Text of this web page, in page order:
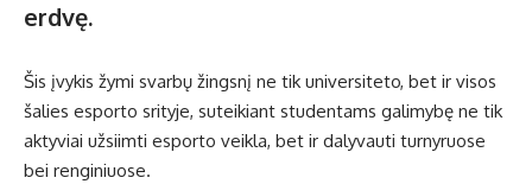
erdvę.
Šis įvykis žymi svarbų žingsnį ne tik universiteto, bet ir visos
šalies esporto srityje, suteikiant studentams galimybę ne tik
aktyviai užsiimti esporto veikla, bet ir dalyvauti turnyruose
bei renginiuose.